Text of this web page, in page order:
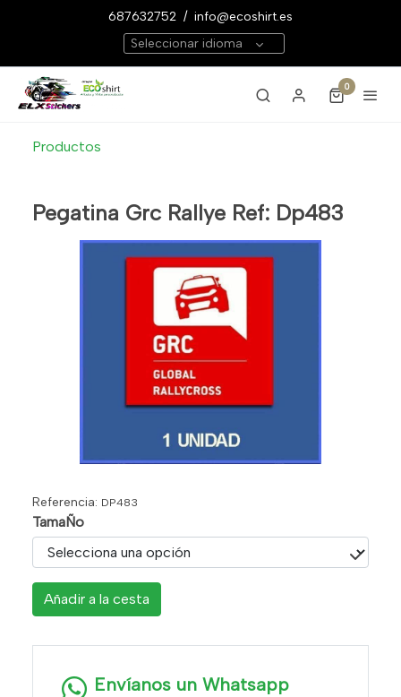
687632752 / info@ecoshirt.es
Seleccionar idioma
0
Productos
Pegatina Grc Rallye Ref: Dp483
Referencia: DP483
TamaÑo
Añadir a la cesta
Envíanos un Whatsapp